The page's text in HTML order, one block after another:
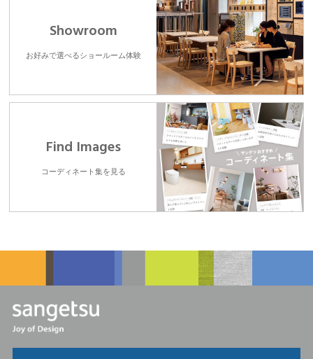
Showroom
お好みで選べるショールーム体験
Find Images
コーディネート集を見る